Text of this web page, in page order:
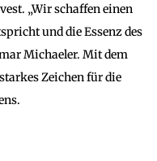
„Wir schaffen einen
und die Essenz des
Michaeler. Mit dem
Zeichen für die